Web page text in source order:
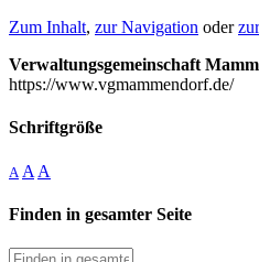
Zum Inhalt, zur Navigation oder
Verwaltungsgemeinschaft
https://www.vgmammendorf.de/
Schriftgröße
A A A
Finden in gesamter Seite